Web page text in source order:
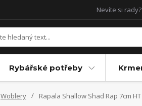
Nevíte si
Rybářské potřeby
Woblery Rapala Shallow Shad Rap 7cm HT